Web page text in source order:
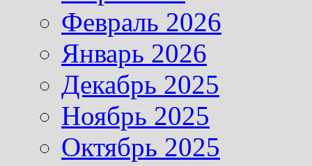
Февраль 2026
Январь 2026
Декабрь 2025
Ноябрь 2025
Октябрь 2025